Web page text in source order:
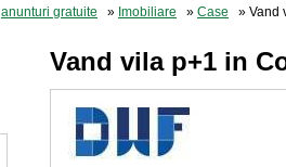
anunturi gratuite » Imobiliare » Case » Vand
Vand vila p+1 in